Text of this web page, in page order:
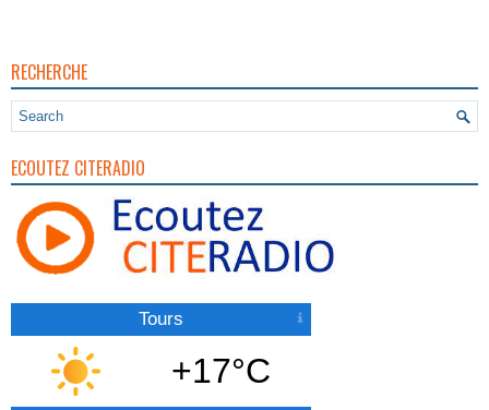
RECHERCHE
ECOUTEZ CITERADIO
Tours
+17°C